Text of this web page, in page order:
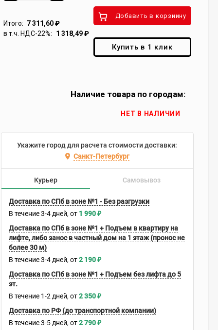
Итого: 7 311,60₽
в т.ч. НДС-22%:
1 318,49₽
Добавить в корзиину
Купить в 1 клик
Наличие товара по городам:
НЕТ В НАЛИЧИИ
Укажите город для расчета стоимости доставки:
Санкт-Петербург
Курьер Самовывоз
Доставка по СПб в зоне №1 - Без разгрузки
В течение 3-4 дней 1 990₽
Доставка по СПб в зоне №1 + Подъем в квартиру на
лифте, либо занос в частный дом на 1 этаж (пронос не
более 30 м)
В течение 3-4 дней 2 190₽
Доставка по СПб в зоне №1 + Подъем без лифта до 5
эт.
В течение 1-2 дней 2 350₽
Доставка по РФ (до транспортной компании)
В течение 3-5 дней 2 790₽